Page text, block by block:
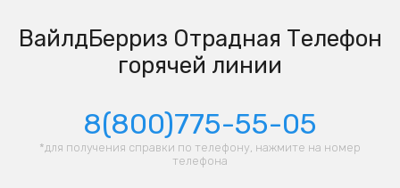
ВайлдБерриз Отрадная Телефон
горячей линии
8(800)775-55-05
*для получения справки по телефону, нажмите на номер
телефона